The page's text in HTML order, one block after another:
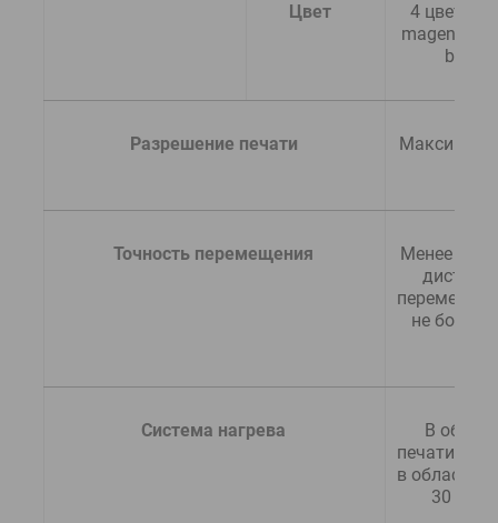
Цвет
4 цвета
magenta,
black)
Разрешение печати
Максимум
Точность перемещения
Менее ±0.3
не более
Система нагрева
В
печати 30 -
в области
30 - 50